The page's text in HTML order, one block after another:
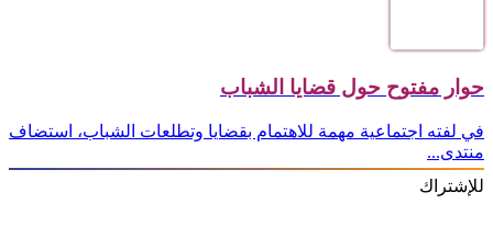
حوار مفتوح حول قضايا الشباب
في لفته اجتماعية مهمة للاهتمام بقضايا وتطلعات الشباب، استضاف
منتدى...
للإشتراك